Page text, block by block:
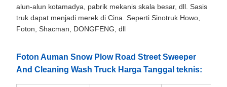
alun-alun kotamadya, pabrik mekanis skala besar, dll. Sasis
truk dapat menjadi merek di Cina. Seperti Sinotruk Howo,
Foton, Shacman, DONGFENG, dll
Foton Auman Snow Plow Road Street Sweeper
And Cleaning Wash Truck Harga Tanggal teknis: